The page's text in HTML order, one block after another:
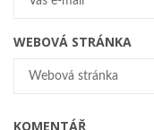
WEBOVÁ STRÁNKA
KOMENTÁŘ